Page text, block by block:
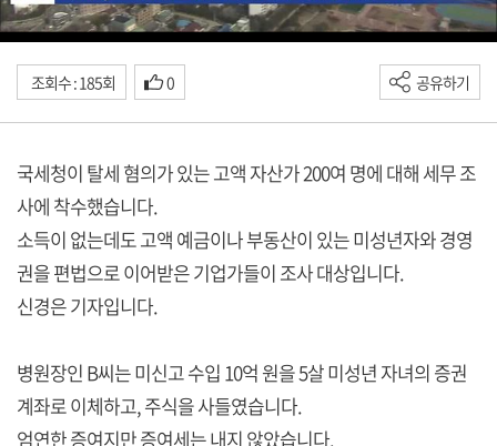
조회수 : 185회 0 공유하기
국세청이 탈세 혐의가 있는 고액 자산가 200여 명에 대해 세무 조
사에 착수했습니다.
소득이 없는데도 고액 예금이나 부동산이 있는 미성년자와 경영
권을 편법으로 이어받은 기업가들이 조사 대상입니다.
신경은 기자입니다.
병원장인 B씨는 미신고 수입 10억 원을 5살 미성년 자녀의 증권
계좌로 이체하고, 주식을 사들였습니다.
엄연한 증여지만 증여세는 내지 않았습니다.